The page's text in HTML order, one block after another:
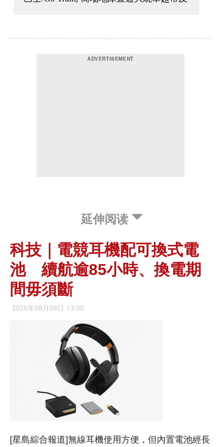
延伸阅读
科技｜電競耳機配可換式電
池 續航逾85小時、換電期
間毋須斷
2026年08月08日 13:00
[星島綜合報道]無線耳機使用方便，但內置電池經長